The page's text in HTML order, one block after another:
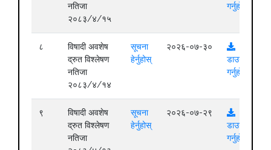
नतिजा
२०८३/४/१५
गर्नुहोस्
८
विषादी अवशेष
द्रुत विश्लेषण
नतिजा
२०८३/४/१४
सूचना
हेर्नुहोस्
२०२६-०७-३०
डाउनलोड
गर्नुहोस्
९
विषादी अवशेष
द्रुत विश्लेषण
नतिजा
सूचना
हेर्नुहोस्
२०२६-०७-२९
डाउनलोड
गर्नुहोस्